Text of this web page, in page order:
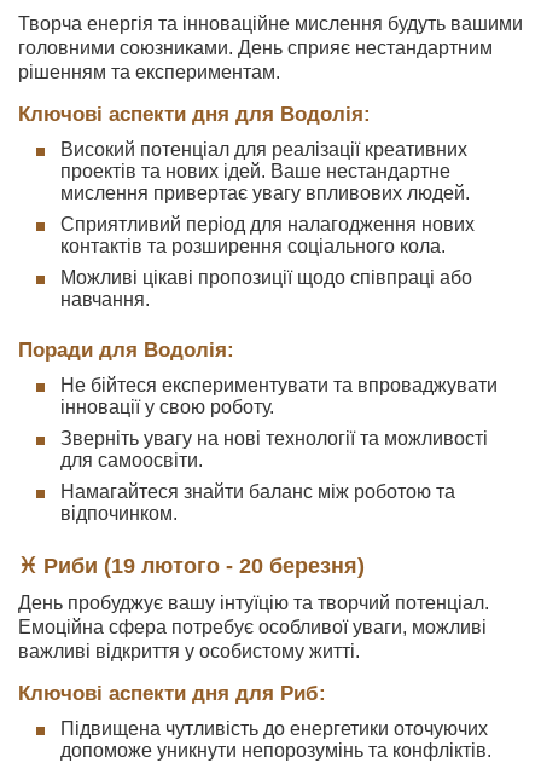
Творча енергія та інноваційне мислення будуть вашими
головними союзниками. День сприяє нестандартним
рішенням та експериментам.
Ключові аспекти дня для Водолія:
Високий потенціал для реалізації креативних
проектів та нових ідей. Ваше нестандартне
мислення привертає увагу впливових людей.
Сприятливий період для налагодження нових
контактів та розширення соціального кола.
Можливі цікаві пропозиції щодо співпраці або
навчання.
Поради для Водолія:
Не бійтеся експериментувати та впроваджувати
інновації у свою роботу.
Зверніть увагу на нові технології та можливості
для самоосвіти.
Намагайтеся знайти баланс між роботою та
відпочинком.
♓ Риби (19 лютого - 20 березня)
День пробуджує вашу інтуїцію та творчий потенціал.
Емоційна сфера потребує особливої уваги, можливі
важливі відкриття у особистому житті.
Ключові аспекти дня для Риб:
Підвищена чутливість до енергетики оточуючих
допоможе уникнути непорозумінь та конфліктів.